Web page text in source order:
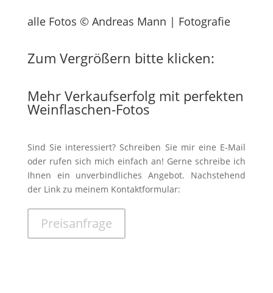
alle Fotos © Andreas Mann | Fotografie
Zum Vergrößern bitte klicken:
Mehr Verkaufserfolg mit perfekten
Weinflaschen-Fotos
Sind Sie interessiert? Schreiben Sie mir eine E-Mail
oder rufen sich mich einfach an! Gerne schreibe ich
Ihnen ein unverbindliches Angebot. Nachstehend
der Link zu meinem Kontaktformular:
Preisanfrage